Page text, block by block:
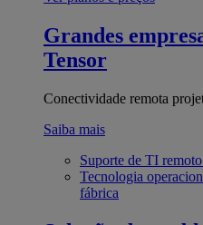
Grandes
Tensor
Conectividade remota
Saiba mais
Suporte de TI remoto
Tecnologia
fábrica